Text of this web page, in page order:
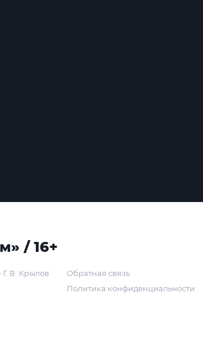
/ 16+
В. Крылов
Обратная связь
Политика конфиденциальности